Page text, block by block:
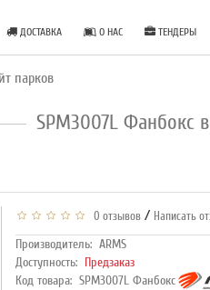
ДОСТАВКА О НАС ТЕНДЕРЫ
парков
SPM3007L Фанбокс
0 отзывов / Написать
Производитель: ARMS
Доступность: Предзаказ
Код товара: SPM3007L Фанбокс